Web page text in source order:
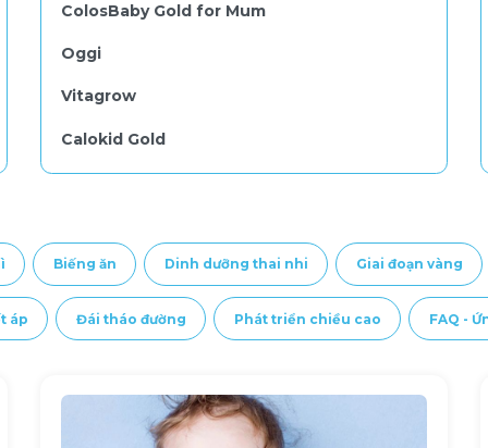
ColosBaby Gold for Mum
Oggi
Vitagrow
Calokid Gold
Gluvita
ColosIgG 24h dạng gói
ColosBaby IQ Gold
ColosBaby Bio Gold
Biếng ăn Dinh dưỡng thai nhi Giai đoạn vàng
áp Đái tháo đường Phát triển chiều cao FAQ -